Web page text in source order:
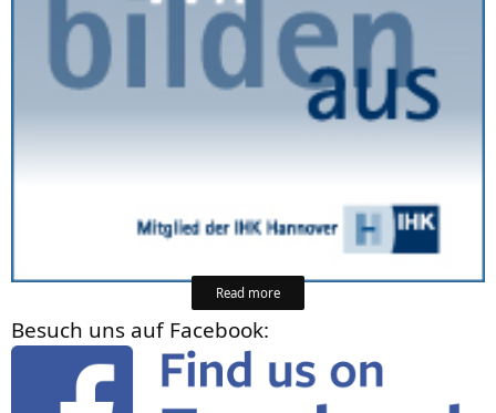
Read more
Besuch uns auf Facebook: